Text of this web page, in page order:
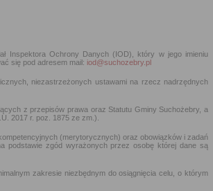
Inspektora Ochrony Danych (IOD), który w jego imieniu
się pod adresem mail: iod@suchozebry.pl
niezastrzeżonych ustawami na rzecz nadrzędnych
z przepisów prawa oraz Statutu Gminy Suchożebry, a
2017 r. poz. 1875 ze zm.).
(merytorycznych) oraz obowiązków i zadań
podstawie zgód wyrażonych przez osobę której dane są
zakresie niezbędnym do osiągnięcia celu, o którym